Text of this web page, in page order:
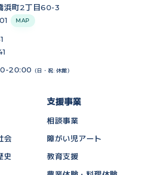
浜町2丁目60-3
MAP
20:00
（日・祝: 休館）
会
史
支援事業
相談事業
障がい児アート
教育支援